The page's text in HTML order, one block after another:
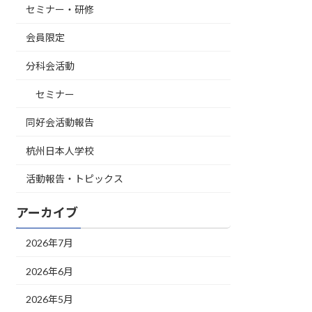
セミナー・研修
会員限定
分科会活動
セミナー
同好会活動報告
杭州日本人学校
活動報告・トピックス
アーカイブ
2026年7月
2026年6月
2026年5月